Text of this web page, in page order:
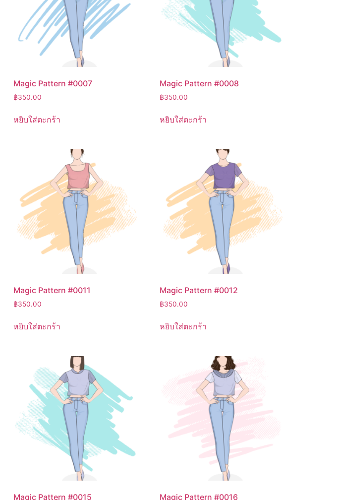
Magic Pattern #0007
฿350.00
หยิบใส่ตะกร้า
Magic Pattern #0008
฿350.00
หยิบใส่ตะกร้า
Magic Pattern #0011
฿350.00
หยิบใส่ตะกร้า
Magic Pattern #0012
฿350.00
หยิบใส่ตะกร้า
Magic Pattern #0015 Magic Pattern #0016